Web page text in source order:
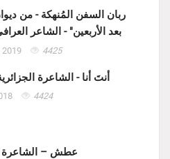
ربان السفن المُنهكة - من
بعد الأربعين" - الشاعر
2019 4425
أنتَ أنا - الشاعرة
4424
عطش – الشاعرة